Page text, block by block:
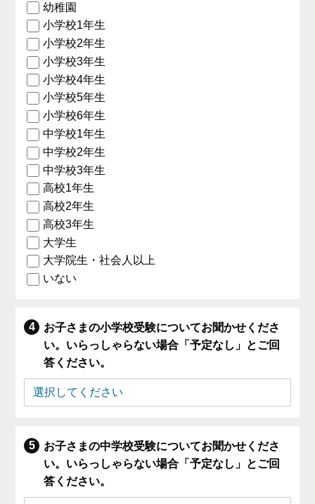
幼稚園
小学校1年生
小学校2年生
小学校3年生
小学校4年生
小学校5年生
小学校6年生
中学校1年生
中学校2年生
中学校3年生
高校1年生
高校2年生
高校3年生
大学生
大学院生・社会人以上
いない
お子さまの小学校受験についてお聞かせくださ
い。いらっしゃらない場合「予定なし」とご回
答ください。
お子さまの中学校受験についてお聞かせくださ
い。いらっしゃらない場合「予定なし」とご回
答ください。